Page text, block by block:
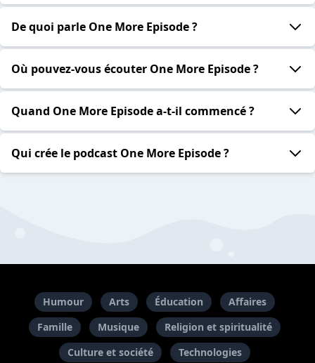
De quoi parle One More Episode ?
Où pouvez-vous écouter One More Episode ?
Quand One More Episode a-t-il commencé ?
Qui crée le podcast One More Episode ?
Humour Arts Éducation
Affaires
Famille
Musique
Religion et spiritualité
Culture et société
Technologies